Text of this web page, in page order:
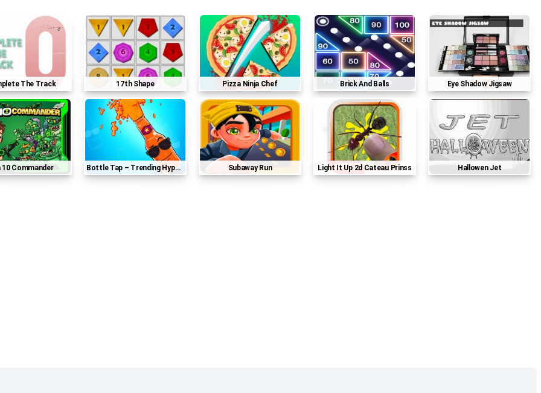
The Track 17th Shape Pizza Ninja Chef Brick And Balls Eye Shadow Jigsaw
10 Commander Bottle Tap – Trending Hyper Casual Game Subaway Run Light It Up 2d Cateau Prinss Hallowen Jet